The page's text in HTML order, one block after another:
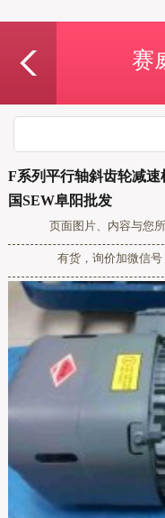
赛
F系列平行轴斜齿轮减速
国SEW阜阳批发
页面图片、内容与您
有货，询价加微信号